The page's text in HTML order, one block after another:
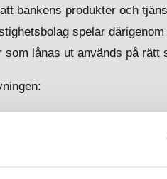
bankens produkter och
spelar
lånas ut används på rätt